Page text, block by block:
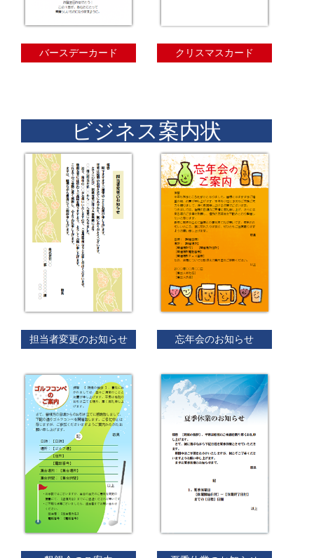
バースデーカード クリスマスカード
ビジネス案内状
担当者変更のお知らせ 忘年会のお知らせ